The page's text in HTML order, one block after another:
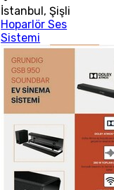
İstanbul,Şişli
Hoparlör Ses
Sistemi